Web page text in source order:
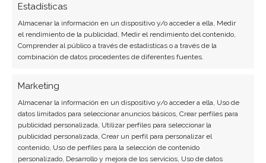
Estadísticas
Almacenar la información en un dispositivo y/o acceder a ella, Medir
el rendimiento de la publicidad, Medir el rendimiento del contenido,
Comprender al público a través de estadísticas o a través de la
combinación de datos procedentes de diferentes fuentes.
Marketing
Almacenar la información en un dispositivo y/o acceder a ella, Uso de
datos limitados para seleccionar anuncios básicos, Crear perfiles para
publicidad personalizada, Utilizar perfiles para seleccionar la
publicidad personalizada, Crear un perfil para personalizar el
contenido, Uso de perfiles para la selección de contenido
personalizado, Desarrollo y mejora de los servicios, Uso de datos
Colaboradora habitual en medios especializados
del sector tech.
Ver todos los artículos →